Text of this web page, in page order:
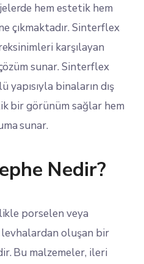
hem estetik hem
çıkmaktadır. Sinterflex
karşılayan
sunar. Sinterflex
yapısıyla binaların dış
bir görünüm sağlar hem
sunar.
Nedir?
porselen veya
oluşan bir
Bu malzemeler, ileri